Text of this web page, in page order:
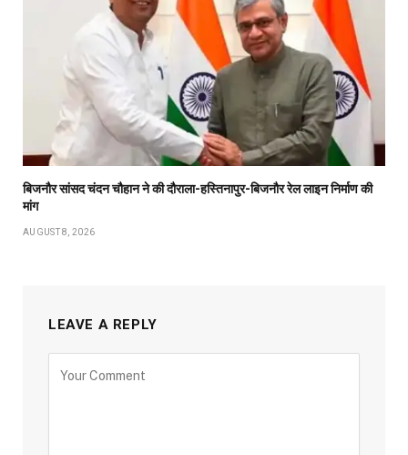
बिजनौर सांसद चंदन चौहान ने की दौराला-हस्तिनापुर-बिजनौर रेल लाइन निर्माण की
मांग
AUGUST 8, 2026
LEAVE A REPLY